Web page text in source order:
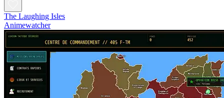
The Laughing Isles
Animewatcher